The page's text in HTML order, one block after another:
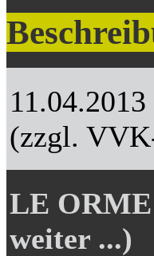
(zzgl.
LE ORME
weiter ...)